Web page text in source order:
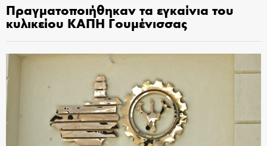
Πραγματοποιήθηκαν τα εγκαίνια του
κυλικείου ΚΑΠΗ Γουμένισσας